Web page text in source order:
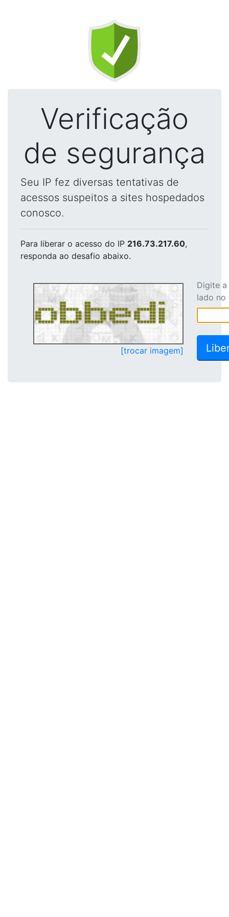
Verificação
de segurança
Seu IP fez diversas tentativas de
acessos suspeitos a sites hospedados
conosco.
Para liberar o acesso do IP 216.73.217.60,
responda ao desafio abaixo.
[trocar imagem]
Digite
lado no